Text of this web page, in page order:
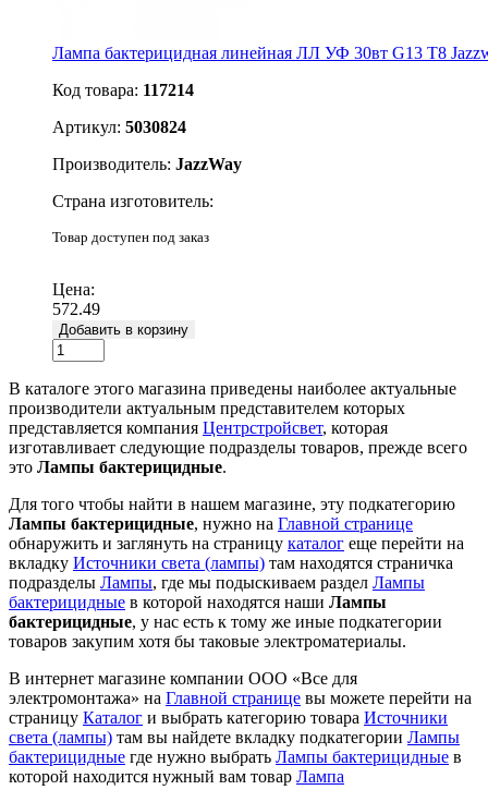
Лампа бактерицидная линейная ЛЛ УФ 30вт G13 Т8
Код товара: 117214
Артикул: 5030824
Производитель: JazzWay
Страна изготовитель:
Товар доступен под заказ
Цена:
572.49
Добавить в корзину
В каталоге этого магазина приведены наиболее актуальные
производители актуальным представителем которых
представляется компания Центрстройсвет, которая
изготавливает следующие подразделы товаров, прежде всего
это Лампы бактерицидные.
Для того чтобы найти в нашем магазине, эту подкатегорию
Лампы бактерицидные, нужно на Главной странице
обнаружить и заглянуть на страницу каталог еще перейти на
вкладку Источники света (лампы) там находятся страничка
подразделы Лампы, где мы подыскиваем раздел Лампы
бактерицидные в которой находятся наши Лампы
бактерицидные, у нас есть к тому же иные подкатегории
товаров закупим хотя бы таковые электроматериалы.
В интернет магазине компании ООО «Все для
электромонтажа» на Главной странице вы можете перейти на
страницу Каталог и выбрать категорию товара Источники
света (лампы) там вы найдете вкладку подкатегории Лампы
бактерицидные где нужно выбрать Лампы бактерицидные в
которой находится нужный вам товар Лампа